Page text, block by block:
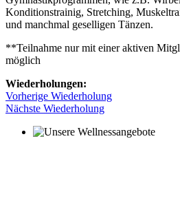
Konditionstrainig, Stretching,
und manchmal geselligen Tänzen.
**Teilnahme nur mit einer aktiven
möglich
Wiederholungen:
Vorherige Wiederholung
Nächste Wiederholung